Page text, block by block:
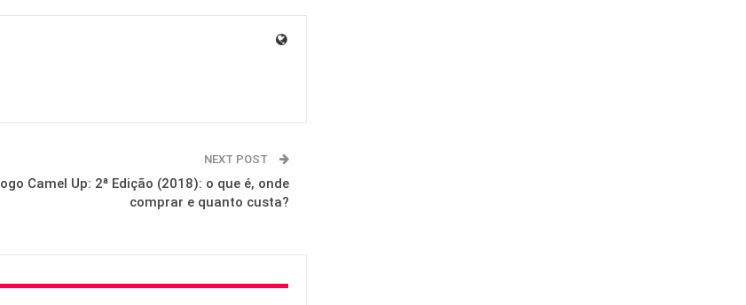
NEXT POST
Camel Up: 2ª Edição (2018): o que é, onde
comprar e quanto custa?